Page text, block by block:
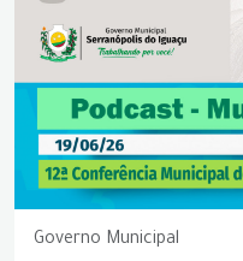
Governo Municipal